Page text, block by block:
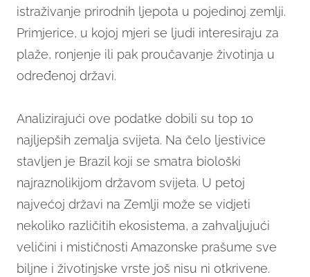
istraživanje prirodnih ljepota u pojedinoj zemlji.
Primjerice, u kojoj mjeri se ljudi interesiraju za
plaže, ronjenje ili pak proučavanje životinja u
određenoj državi.
Analizirajući ove podatke dobili su top 10
najljepših zemalja svijeta. Na čelo ljestivice
stavljen je Brazil koji se smatra biološki
najraznolikijom državom svijeta. U petoj
najvećoj državi na Zemlji može se vidjeti
nekoliko različitih ekosistema, a zahvaljujući
veličini i mističnosti Amazonske prašume sve
biljne i životinjske vrste još nisu ni otkrivene.